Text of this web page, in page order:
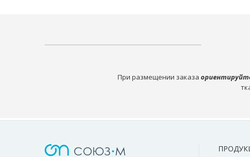
При размещении заказа